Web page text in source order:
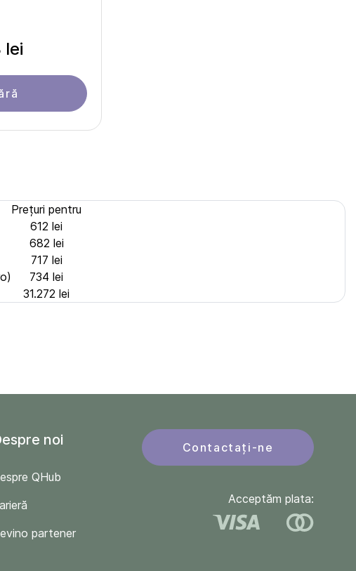
lei
Prețuri pentru
612 lei
682 lei
717 lei
734 lei
31.272 lei
noi
QHub
partener
Contactați-ne
Acceptăm plata: